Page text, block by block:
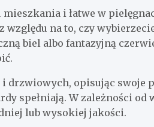
i łatwe w
względu na to, czy
biel albo fantazyjną
drzwiowych, opisując swoje
spełniają. W zależności od
lub wysokiej jakości.